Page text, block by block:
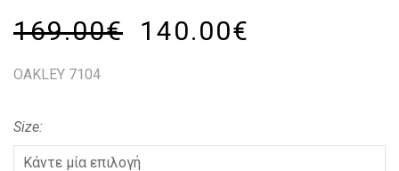
169.00€ 140.00€
OAKLEY 7104
Size